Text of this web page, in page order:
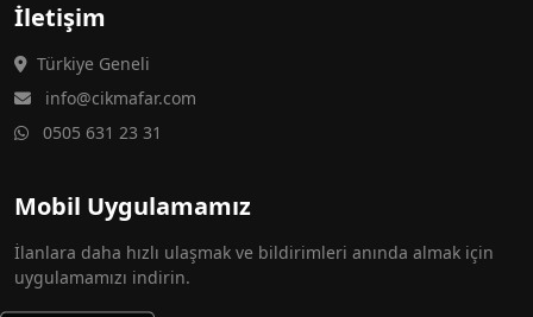
İletişim
Türkiye Geneli
info@cikmafar.com
0505 631 23 31
Mobil Uygulamamız
İlanlara daha hızlı ulaşmak ve bildirimleri anında almak için
uygulamamızı indirin.